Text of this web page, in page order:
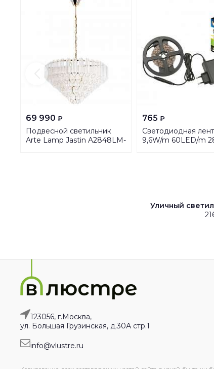
69 990 ₽
Подвесной светильник
Arte Lamp Jastin A2848LM-
765 ₽
Светодиодная
9,6W/m 60LED/m
Уличный
123056, г.Москва,
ул. Большая Грузинская, д.30А стр.1
info@vlustre.ru